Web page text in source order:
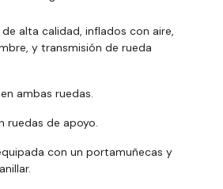
alta calidad, inflados con aire,
y transmisión de rueda
ambas ruedas.
ruedas de apoyo.
con un portamuñecas y